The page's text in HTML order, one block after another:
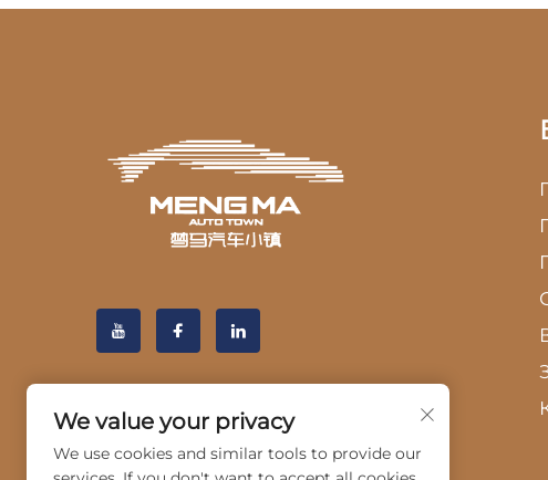
We value your privacy
We use cookies and similar tools to provide our